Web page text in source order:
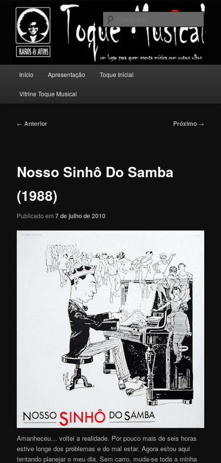
conteúdo
principalToque Musical
Um lugar para quem escuta música com outros olhos.
principal
Início Apresentação Toque Inicial
Vitrine Toque Musical
Navegação
← Anterior Próximo →
Nosso Sinhô Do Samba
(1988)
Publicado em7 de julho de 2010
Amanheceu… voltei a realidade. Por pouco mais de seis horas
estive longe dos problemas e do mal estar. Agora estou aqui
tentando planejar o meu dia. Sem carro, muda-se toda a minha